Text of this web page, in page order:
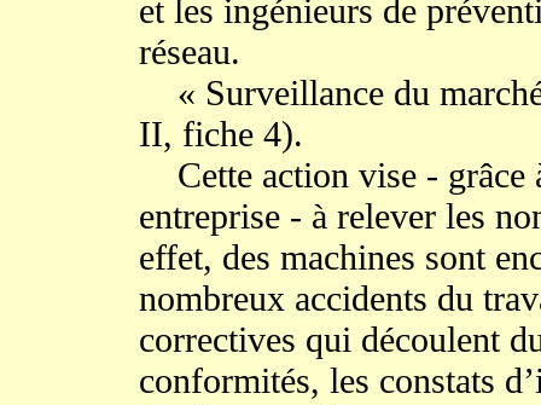
et les ingénieurs de
réseau.
« Surveillance du
II, fiche 4).
Cette action vise - grâce
entreprise - à relever les
effet, des machines sont
nombreux accidents du
correctives qui découlent
conformités, les constats